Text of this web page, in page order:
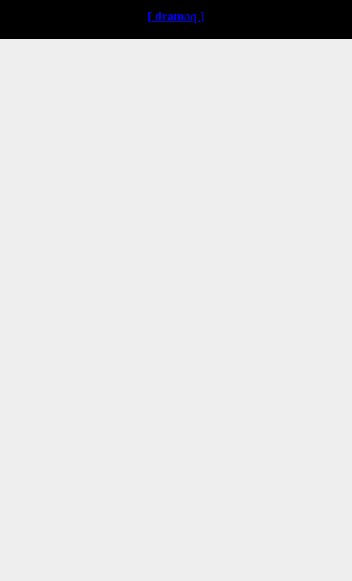
[ dramaq ]